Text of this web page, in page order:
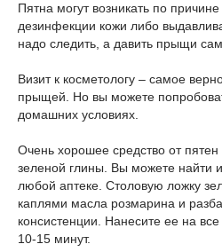
Пятна могут возникать по
дезинфекции кожи либо
надо следить, а давить прыщи
Визит к косметологу – самое
прыщей. Но вы можете
домашних условиях.
Очень хорошее средство от
зеленой глины. Вы можете найти
любой аптеке. Столовую ложку
каплями масла розмарина и
консистенции. Нанесите ее на
10-15 минут.